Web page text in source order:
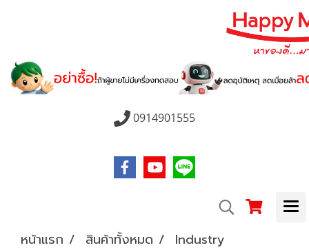
0914901555
หน้าแรก สินค้าทั้งหมด
Industry